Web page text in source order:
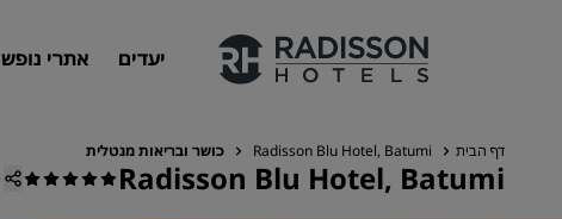
יעדים אתרי נופש
המותגים שלנו
דף הבית Radisson Blu Hotel, Batumi כושר ובריאות מנטלית
Radisson Blu Hotel, Batumi